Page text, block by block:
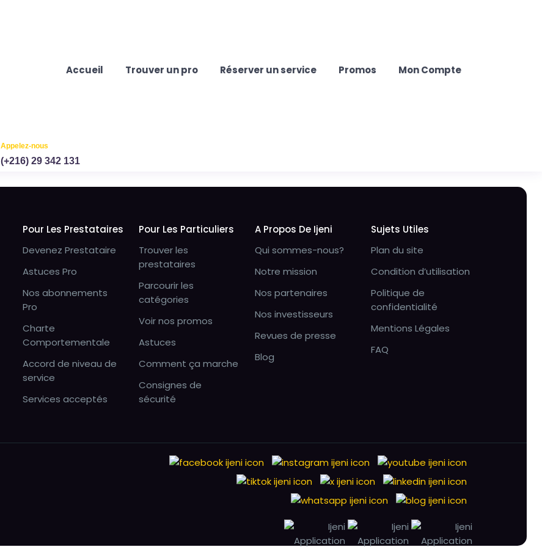
Accueil Trouver un pro Réserver un service Promos Mon Compte
Appelez-nous
(+216) 29 342 131
Pour Les Prestataires
Devenez Prestataire
Astuces Pro
Nos abonnements
Pro
Charte
Comportementale
Accord de niveau de
service
Services acceptés
Pour Les Particuliers
Trouver les
prestataires
Parcourir les
catégories
Voir nos promos
Astuces
Comment ça marche
Consignes de
sécurité
A Propos De Ijeni
Qui sommes-nous?
Notre mission
Nos partenaires
Nos investisseurs
Revues de presse
Blog
Sujets Utiles
Plan du site
Condition d’utilisation
Politique de
confidentialité
Mentions Légales
FAQ